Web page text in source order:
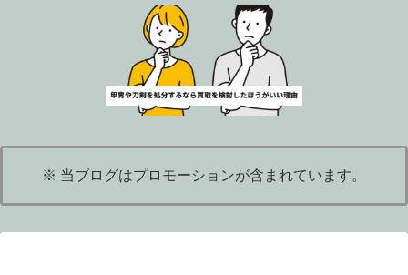
※ 当ブログはプロモーションが含まれています。